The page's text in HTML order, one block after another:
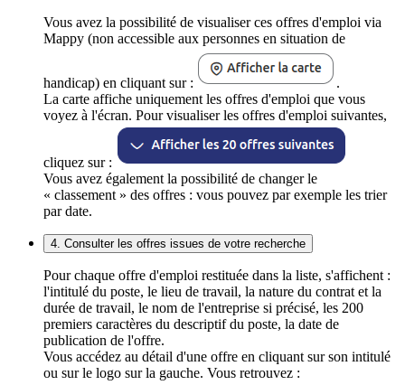
Vous avez la possibilité de visualiser ces offres d'emploi via
Mappy (non accessible aux personnes en situation de
handicap) en cliquant sur :
.
La carte affiche uniquement les offres d'emploi que vous
voyez à l'écran. Pour visualiser les offres d'emploi suivantes,
cliquez sur :
Vous avez également la possibilité de changer le
« classement » des offres : vous pouvez par exemple les trier
par date.
4. Consulter les offres issues de votre recherche
Pour chaque offre d'emploi restituée dans la liste, s'affichent :
l'intitulé du poste, le lieu de travail, la nature du contrat et la
durée de travail, le nom de l'entreprise si précisé, les 200
premiers caractères du descriptif du poste, la date de
publication de l'offre.
Vous accédez au détail d'une offre en cliquant sur son intitulé
ou sur le logo sur la gauche. Vous retrouvez :